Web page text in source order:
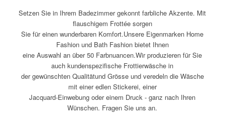
Setzen Sie in Ihrem Badezimmer gekonnt farbliche Akzente. Mit
flauschigem Frottée sorgen
Sie für einen wunderbaren Komfort.Unsere Eigenmarken Home
Fashion und Bath Fashion bietet Ihnen
eine Auswahl an über 50 Farbnuancen.Wir produzieren für Sie
auch kundenspezifische Frottierwäsche in
der gewünschten Qualitätund Grösse und veredeln die Wäsche
mit einer edlen Stickerei, einer
Jacquard-Einwebung oder einem Druck - ganz nach Ihren
Wünschen. Fragen Sie uns an.